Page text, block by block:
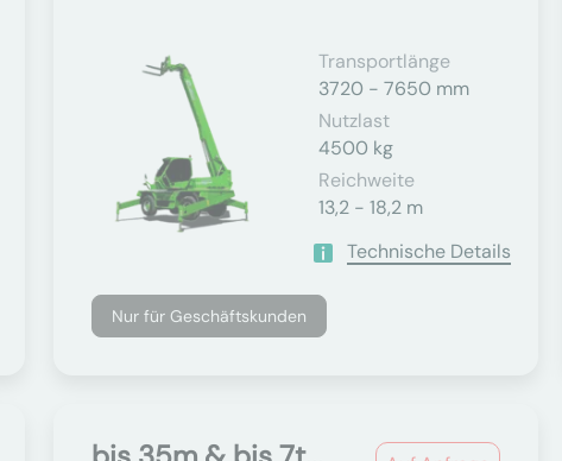
Transportlänge
3720 - 7650 mm
Nutzlast
4500 kg
Reichweite
13,2 - 18,2 m
Technische Details
Nur für Geschäftskunden